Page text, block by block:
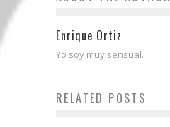
Enrique Ortiz
Yo soy muy sensual.
RELATED POSTS